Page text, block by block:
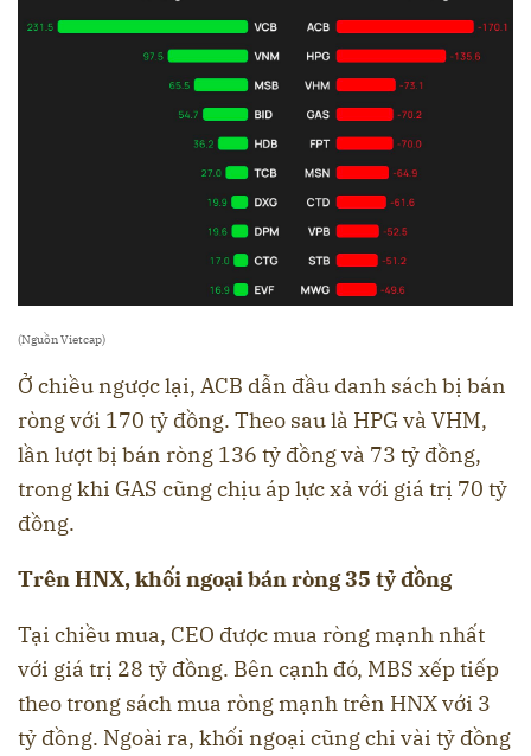
(Nguồn Vietcap)
Ở chiều ngược lại, ACB dẫn đầu danh sách bị bán
ròng với 170 tỷ đồng. Theo sau là HPG và VHM,
lần lượt bị bán ròng 136 tỷ đồng và 73 tỷ đồng,
trong khi GAS cũng chịu áp lực xả với giá trị 70 tỷ
đồng.
Trên HNX, khối ngoại bán ròng 35 tỷ đồng
Tại chiều mua, CEO được mua ròng mạnh nhất
với giá trị 28 tỷ đồng. Bên cạnh đó, MBS xếp tiếp
theo trong sách mua ròng mạnh trên HNX với 3
tỷ đồng. Ngoài ra, khối ngoại cũng chi vài tỷ đồng